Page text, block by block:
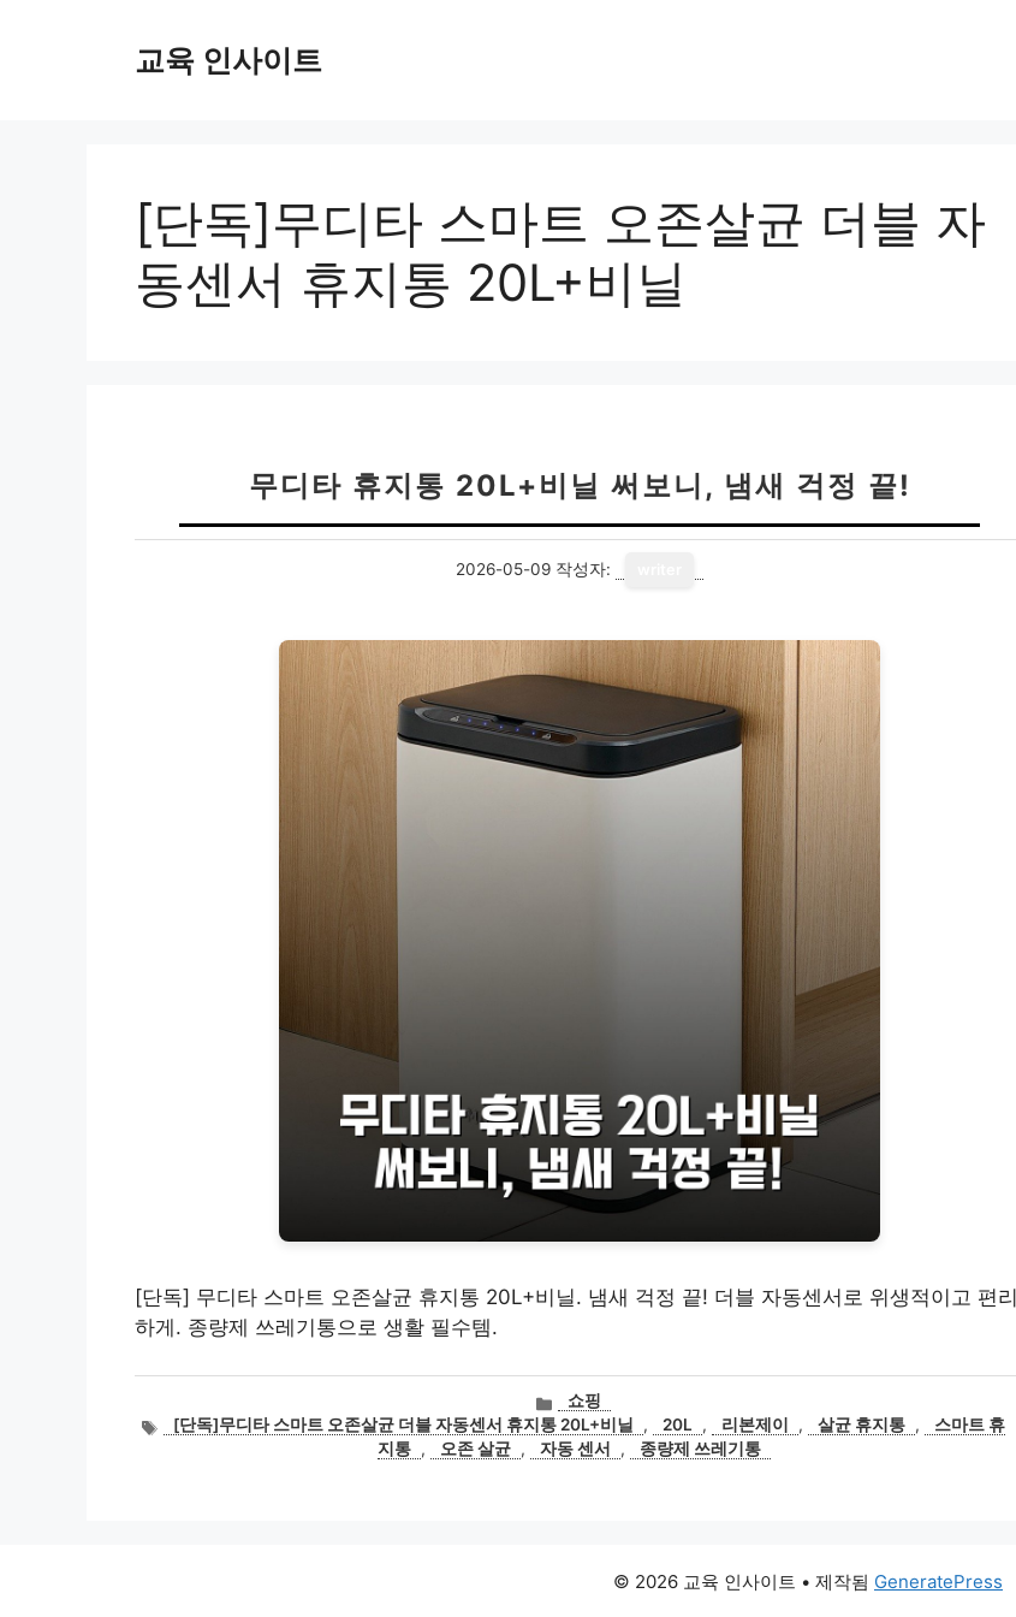
교육 인사이트
[단독]무디타 스마트 오존살균 더블 자
동센서 휴지통 20L+비닐
무디타 휴지통 20L+비닐 써보니, 냄새 걱정 끝!
2026-05-09 작성자:
[단독] 무디타 스마트 오존살균 휴지통 20L+비닐. 냄새 걱정 끝! 더블 자동센서로 위생적이고 편리
하게. 종량제 쓰레기통으로 생활 필수템.
카
테
고
쇼핑
태[단독]무디타 스마트 오존살균 더블 자동센서 휴지통 20L+비닐 , 20L , 리본제이 , 살균 휴지통 ,
스마트 휴
지통 , 오존 살균 , 자동 센서 , 종량제 쓰레기통
© 2026 교육 인사이트 • 제작됨 GeneratePress